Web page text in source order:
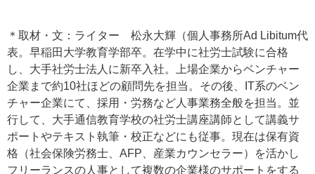
＊取材・文：ライター 松永大輝（個人事務所Ad Libitum代
表。早稲田大学教育学部卒。在学中に社労士試験に合格
し、大手社労士法人に新卒入社。上場企業からベンチャー
企業まで約10社ほどの顧問先を担当。その後、IT系のベン
チャー企業にて、採用・労務など人事業務全般を担当。並
行して、大手通信教育学校の社労士講座講師として講義サ
ポートやテキスト執筆・校正などにも従事。現在は保有資
格（社会保険労務士、AFP、産業カウンセラー）を活かし
フリーランスの人事として複数の企業様のサポートをする